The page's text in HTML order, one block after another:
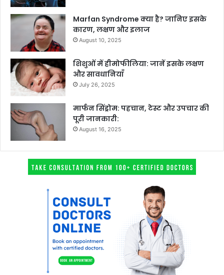
Marfan Syndrome क्या है? जानिए इसके
कारण, लक्षण और इलाज
August 10, 2025
शिशुओं में हीमोफीलिया: जानें इसके लक्षण
और सावधानियाँ
July 26, 2025
मार्फन सिंड्रोम: पहचान, टेस्ट और उपचार की
पूरी जानकारी:
August 16, 2025